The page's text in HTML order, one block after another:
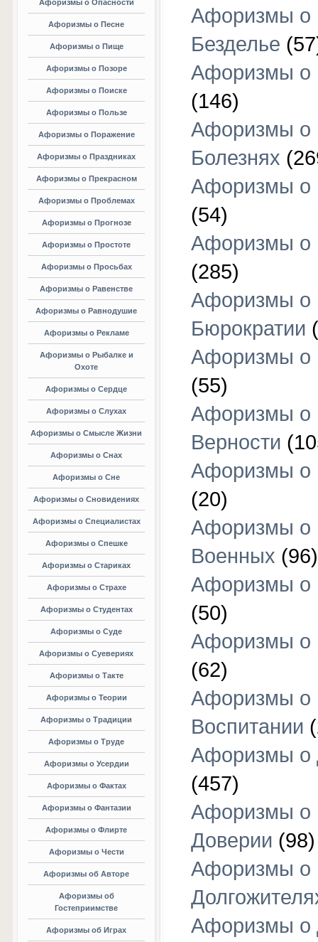
Афоризмы о Опасности
Афоризмы о Песне
Афоризмы о Пище
Афоризмы о Позоре
Афоризмы о Поиске
Афоризмы о Пользе
Афоризмы о Поражение
Афоризмы о Праздниках
Афоризмы о Прекрасном
Афоризмы о Проблемах
Афоризмы о Прогнозе
Афоризмы о Простоте
Афоризмы о Просьбах
Афоризмы о Равенстве
Афоризмы о Равнодушие
Афоризмы о Рекламе
Афоризмы о Рыбалке и
Охоте
Афоризмы о Сердце
Афоризмы о Слухах
Афоризмы о Смысле Жизни
Афоризмы о Снах
Афоризмы о Сне
Афоризмы о Сновидениях
Афоризмы о Специалистах
Афоризмы о Спешке
Афоризмы о Стариках
Афоризмы о Страхе
Афоризмы о Студентах
Афоризмы о Суде
Афоризмы о Суевериях
Афоризмы о Такте
Афоризмы о Теории
Афоризмы о Традиции
Афоризмы о Труде
Афоризмы о Усердии
Афоризмы о Фактах
Афоризмы о Фантазии
Афоризмы о Флирте
Афоризмы о Чести
Афоризмы об Авторе
Афоризмы об
Гостеприимстве
Афоризмы об Играх
Афоризмы о
Безделье
Афоризмы о
(146)
Афоризмы о
Болезнях
Афоризмы о
(54)
Афоризмы о
(285)
Афоризмы о
Бюрократии
Афоризмы о
(55)
Афоризмы о
Верности
Афоризмы о
(20)
Афоризмы о
Военных (96)
Афоризмы о
(50)
Афоризмы о
(62)
Афоризмы о
Воспитании
Афоризмы о
(457)
Афоризмы о
Доверии (98)
Афоризмы о
Афоризмы о